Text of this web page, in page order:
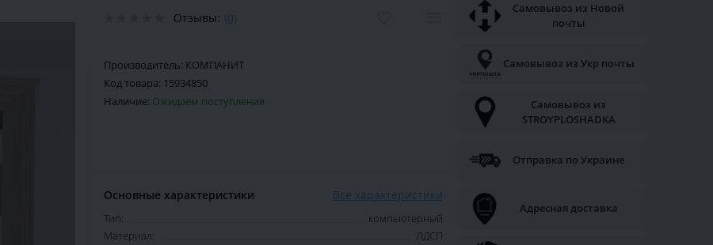
Отзывы: (0)
Производитель: КОМПАНИТ
Код товара: 15934850
Наличие: Ожидаем поступления
Основные характеристики Все характеристики
Тип:
компьютерный
Материал:
ЛДСП
Самовывоз из Новой
почты
Самовывоз из Укр почты
Самовывоз из
STROYPLOSHADKA
Отправка по Украине
Адресная доставка